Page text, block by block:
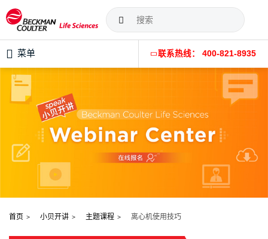
菜单 联系热线： 400-821-8935
首页 小贝开讲 主题课程 离心机使用技巧